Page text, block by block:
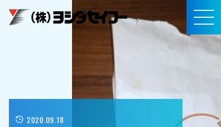
MEN
U
2020.09.18